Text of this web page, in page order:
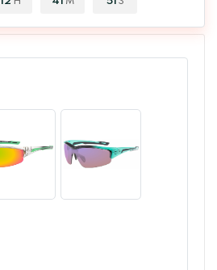
H M S